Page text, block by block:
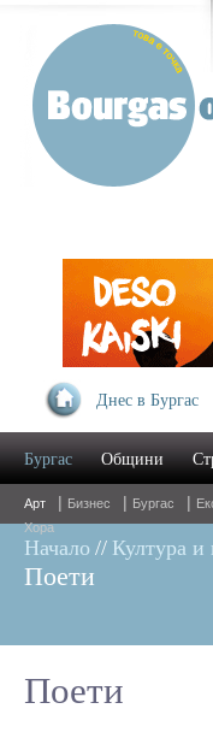
Днес в Бургас
Бургас Общини
Арт | Бизнес | Бургас |
Хора
Начало // Култура и
Поети
Поети